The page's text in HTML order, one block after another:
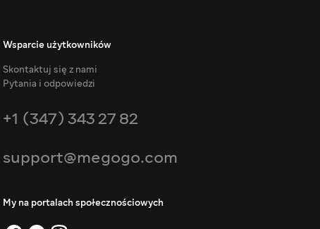
Wsparcie użytkowników
Skontaktuj się z nami
Pytania i odpowiedzi
+1 (347) 343 27 82
support@megogo.com
My na portalach społecznościowych